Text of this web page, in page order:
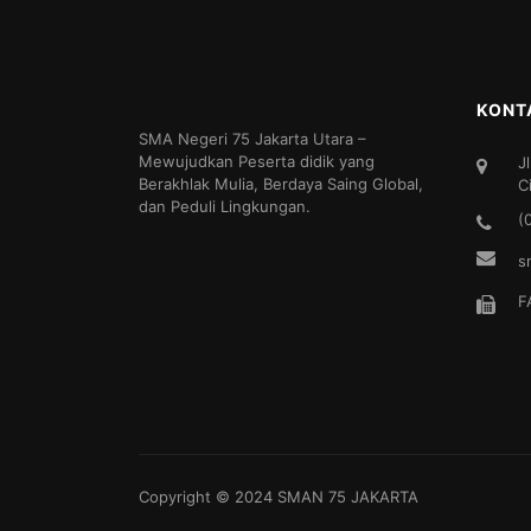
SMA Negeri 75 Jakarta Utara –
Mewujudkan Peserta didik yang
Berakhlak Mulia, Berdaya Saing Global,
dan Peduli Lingkungan.